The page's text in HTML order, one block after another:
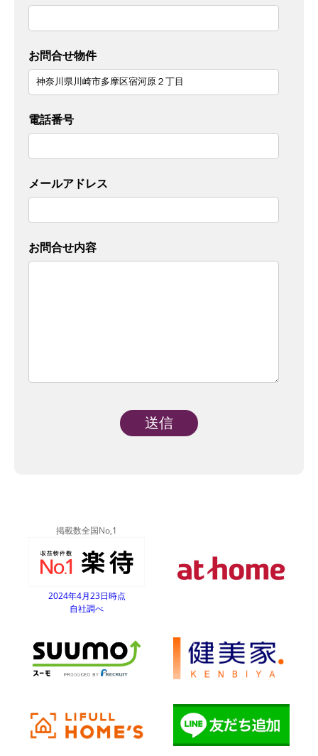
お問合せ物件
電話番号
メールアドレス
お問合せ内容
掲載数全国No,1
2024年4月23日時点
自社調べ